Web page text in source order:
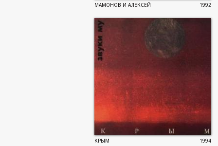
МАМОНОВ И АЛЕКСЕЙ 1992
КРЫМ 1994